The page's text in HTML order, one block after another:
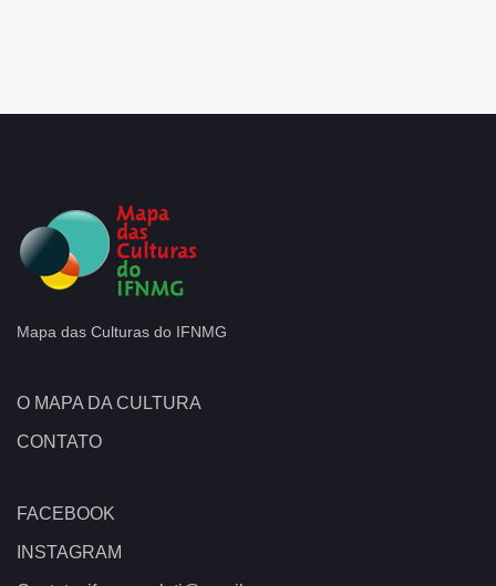
Mapa das Culturas do IFNMG
O MAPA DA CULTURA
CONTATO
FACEBOOK
INSTAGRAM